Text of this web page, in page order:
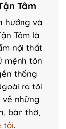
Tâm
hướng và
Tâm là
nội thất
mệnh tôn
thống
ra tôi
về những
bàn thờ,
tôi.